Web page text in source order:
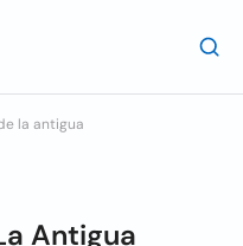
la antigua
Antigua